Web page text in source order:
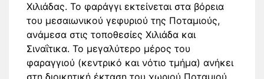
Χιλιάδας. Το φαράγγι εκτείνεται στα βόρεια
του μεσαιωνικού γεφυριού της Ποταμιούς,
ανάμεσα στις τοποθεσίες Χιλιάδα και
Σιναΐτικα. Το μεγαλύτερο μέρος του
φαραγγιού (κεντρικό και νότιο τμήμα) ανήκει
στη διοικητική έκταση του χωριού Ποταμιού